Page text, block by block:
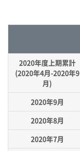
2020年度上期累計
(2020年4月-2020年9
月)
2020年9月
2020年8月
2020年7月